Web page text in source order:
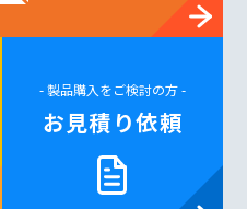
- 製品購入をご検討の方 -
お見積り依頼